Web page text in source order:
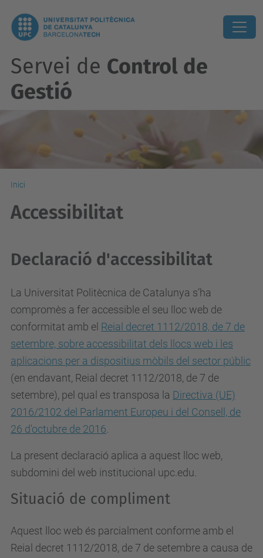
Servei de Control de
Gestió
Inici
Accessibilitat
Declaració d'accessibilitat
La Universitat Politècnica de Catalunya s’ha
compromès a fer accessible el seu lloc web de
conformitat amb el Reial decret 1112/2018, de 7 de
setembre, sobre accessibilitat dels llocs web i les
aplicacions per a dispositius mòbils del sector públic
(en endavant, Reial decret 1112/2018, de 7 de
setembre), pel qual es transposa la Directiva (UE)
2016/2102 del Parlament Europeu i del Consell, de
26 d'octubre de 2016
La present declaració aplica a aquest lloc web,
subdomini del web institucional upc.edu.
Situació de compliment
Aquest lloc web és parcialment conforme amb el
Reial decret 1112/2018, de 7 de setembre a causa de